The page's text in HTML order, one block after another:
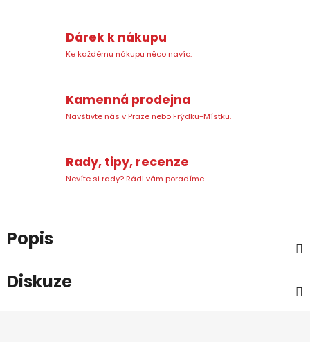
Dárek k nákupu
Ke každému nákupu něco navíc.
Kamenná prodejna
Navštivte nás v Praze nebo Frýdku-Místku.
Rady, tipy, recenze
Nevíte si rady? Rádi vám poradíme.
Popis
Diskuze